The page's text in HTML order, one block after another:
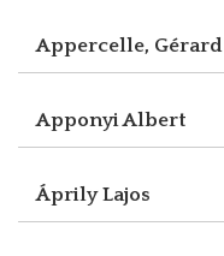
Appercelle, Gérard
Apponyi Albert
Áprily Lajos